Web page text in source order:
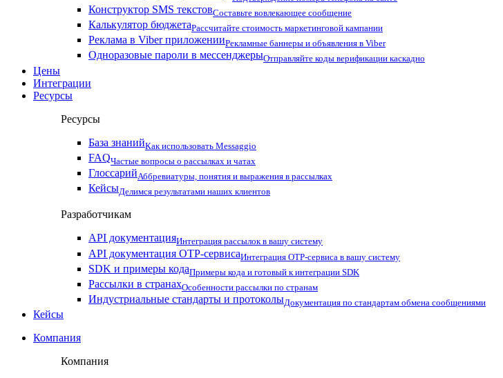
Конструктор SMS текстовСоставьте вовлекающее сообщение
Калькулятор бюджетаРассчитайте стоимость маркетинговой кампании
Реклама в Viber приложенииРекламные баннеры и объявления в Viber
Одноразовые пароли в мессенджерыОтправляйте коды верификации каскадно
Цены
Интеграции
Ресурсы
Ресурсы
База знанийКак использовать Messaggio
FAQЧастые вопросы о рассылках и чатах
ГлоссарийАббревиатуры, понятия и выражения в рассылках
КейсыДелимся результатами наших клиентов
Разработчикам
API документацияИнтеграция рассылок в вашу систему
API документация OTP-сервисаИнтеграция OTP-сервиса в вашу систему
SDK и примеры кодаПримеры кода и готовый к интеграции SDK
Рассылки в странахОсобенности рассылки по странам
Индустриальные стандарты и протоколыДокументация по стандартам обмена сообщениями
Кейсы
Компания
Компания